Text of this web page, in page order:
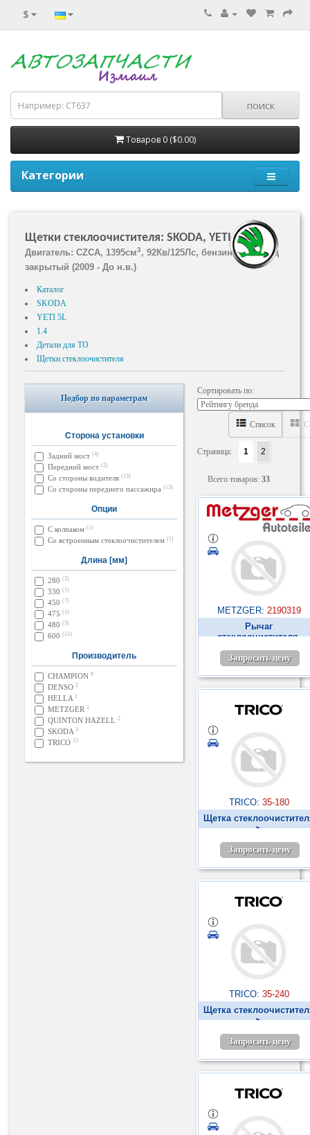
$
Товаров 0 ($0.00)
Категории
Щетки стеклоочистителя: SKODA, YETI (5L)
Двигатель: CZCA, 1395см3, 92Кв/125Лс, бензин, вездеход
закрытый (2009 - До н.в.)
Каталог
SKODA
YETI 5L
1.4
Детали для ТО
Щетки стеклоочистителя
Подбор по параметрам
Сторона установки
Задний мост (4)
Передний мост (2)
Со стороны водителя (13)
Со стороны переднего пассажира (13)
Опции
С колпаком (1)
Со встроенным стеклоочистителем (1)
Длина [мм]
280 (2)
330 (1)
450 (7)
475 (1)
480 (3)
600 (11)
Производитель
CHAMPION 9
DENSO 2
HELLA 1
METZGER 1
QUINTON HAZELL 2
SKODA 3
TRICO 15
Сортировать по:
Список
Страница: 1 2
Всего товаров: 33
METZGER: 2190319
Рычаг
стеклоочистителя,
Запросить цену
TRICO: 35-180
Щетка
►
Запросить цену
TRICO: 35-240
Щетка
►
Запросить цену